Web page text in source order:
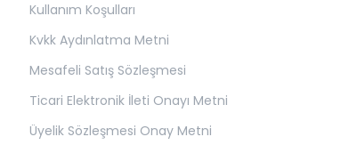
Kullanım Koşulları
Kvkk Aydınlatma Metni
Mesafeli Satış Sözleşmesi
Ticari Elektronik İleti Onayı Metni
Üyelik Sözleşmesi Onay Metni